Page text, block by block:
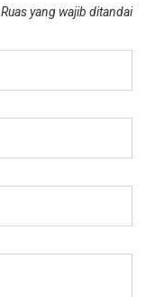
Ruas yang wajib ditandai